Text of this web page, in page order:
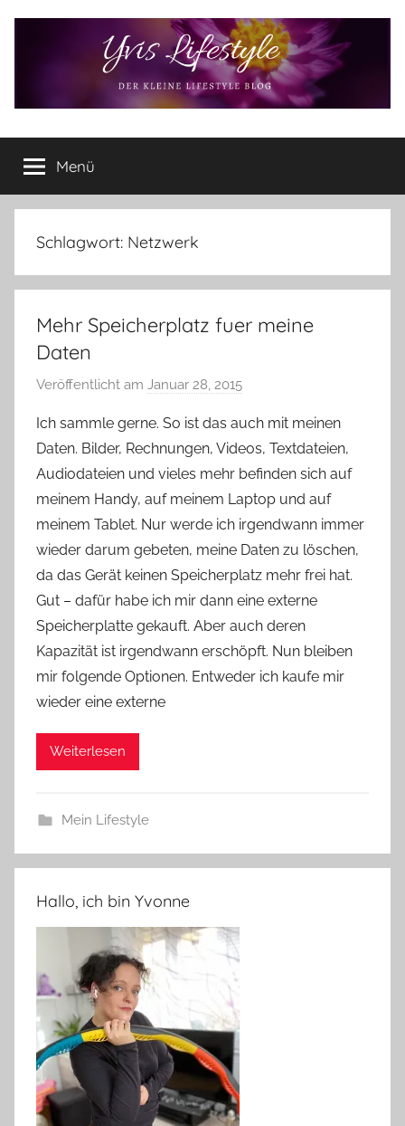
Yvis
Lifestyle
Lifestyle
Blog
–
Lifestyle,
Produkttests
vieles
mehr
Menü
Schlagwort: Netzwerk
Mehr Speicherplatz fuer meine
Daten
Veröffentlicht am Januar 28, 2015
n
Y
v
o
n
n
e
Ich sammle gerne. So ist das auch mit meinen
Daten. Bilder, Rechnungen, Videos, Textdateien,
Audiodateien und vieles mehr befinden sich auf
meinem Handy, auf meinem Laptop und auf
meinem Tablet. Nur werde ich irgendwann immer
wieder darum gebeten, meine Daten zu löschen,
da das Gerät keinen Speicherplatz mehr frei hat.
Gut – dafür habe ich mir dann eine externe
Speicherplatte gekauft. Aber auch deren
Kapazität ist irgendwann erschöpft. Nun bleiben
mir folgende Optionen. Entweder ich kaufe mir
wieder eine externe
Weiterlesen
Mein Lifestyle
Hallo, ich bin Yvonne